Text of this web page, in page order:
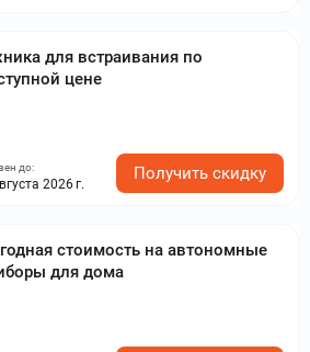
для встраивания по
цене
до:
2026 г.
Получить скидку
стоимость на автономные
для дома